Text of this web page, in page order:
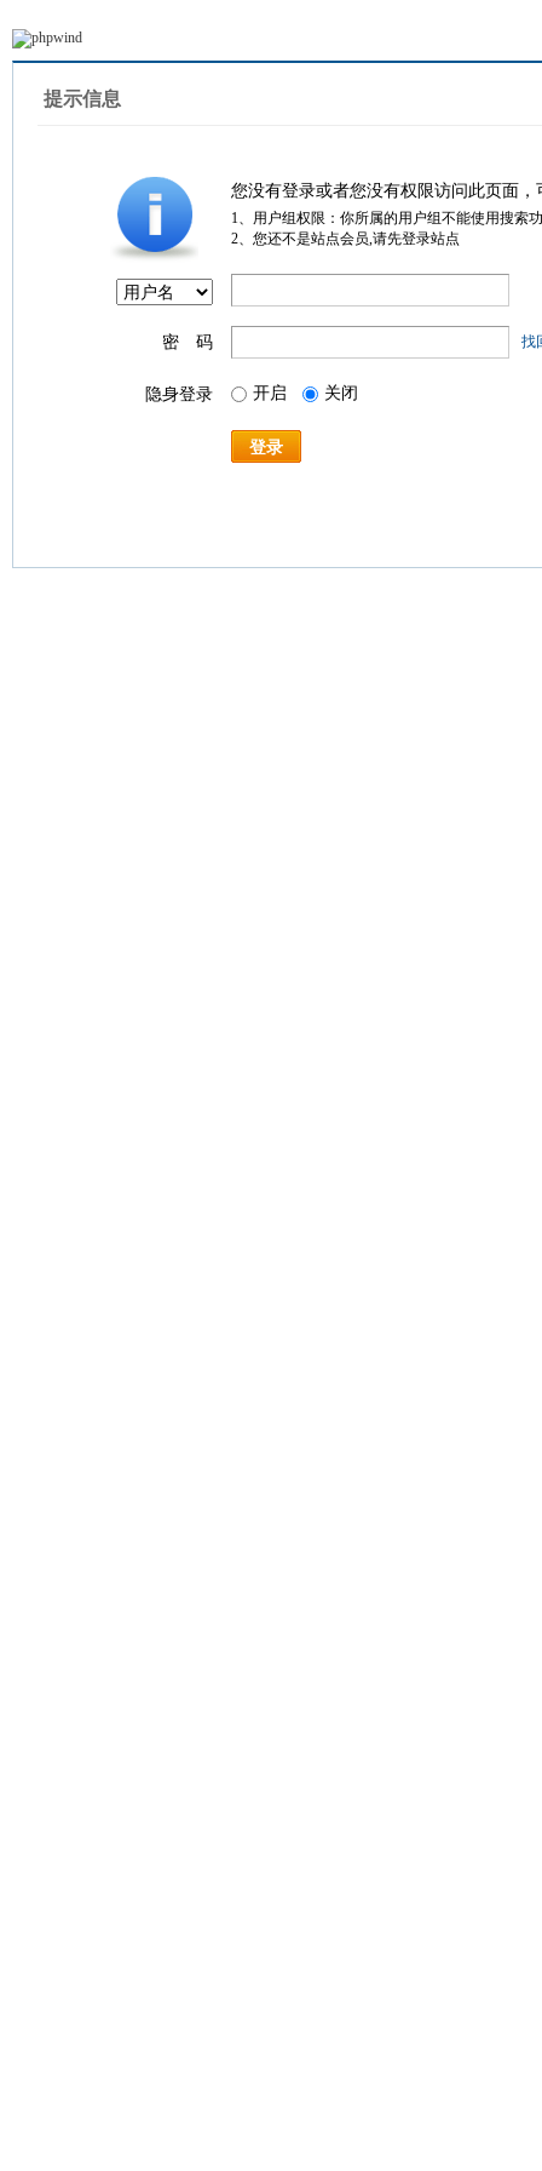
提示信息
您没有登录或者您没有权限访问此页面
1、用户组权限：你所属的用户组不能使用搜索
2、您还不是站点会员,请先登录站点
密 码 找
隐身登录 开启 关闭
登录